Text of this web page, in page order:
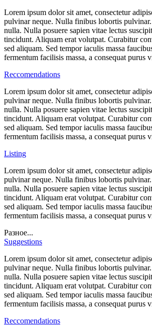
Lorem ipsum dolor sit amet, consectetur
pulvinar neque. Nulla finibus lobortis
nulla. Nulla posuere sapien vitae lectus
tincidunt. Aliquam erat volutpat. Curabitur
sed aliquam. Sed tempor iaculis massa
fermentum facilisis massa, a consequat purus
Reccomendations
Lorem ipsum dolor sit amet, consectetur
pulvinar neque. Nulla finibus lobortis
nulla. Nulla posuere sapien vitae lectus
tincidunt. Aliquam erat volutpat. Curabitur
sed aliquam. Sed tempor iaculis massa
fermentum facilisis massa, a consequat purus
Listing
Lorem ipsum dolor sit amet, consectetur
pulvinar neque. Nulla finibus lobortis
nulla. Nulla posuere sapien vitae lectus
tincidunt. Aliquam erat volutpat. Curabitur
sed aliquam. Sed tempor iaculis massa
fermentum facilisis massa, a consequat purus
Разное...
Suggestions
Lorem ipsum dolor sit amet, consectetur
pulvinar neque. Nulla finibus lobortis
nulla. Nulla posuere sapien vitae lectus
tincidunt. Aliquam erat volutpat. Curabitur
sed aliquam. Sed tempor iaculis massa
fermentum facilisis massa, a consequat purus
Reccomendations